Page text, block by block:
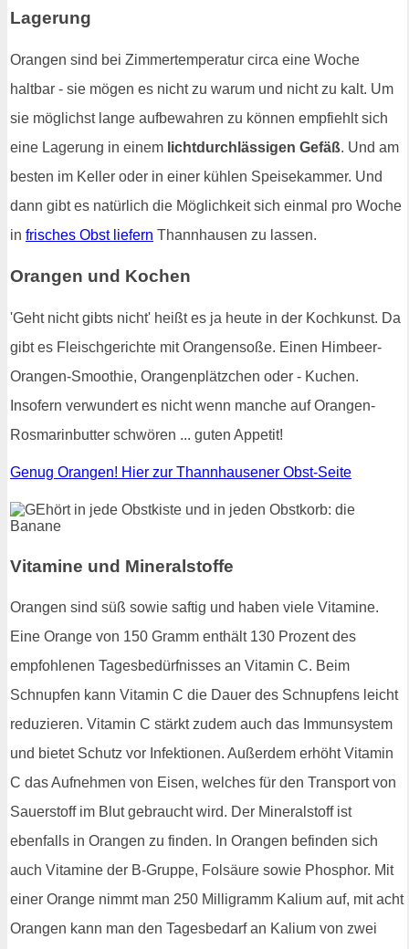
Lagerung
Orangen sind bei Zimmertemperatur circa eine Woche
haltbar - sie mögen es nicht zu warum und nicht zu kalt. Um
sie möglichst lange aufbewahren zu können empfiehlt sich
eine Lagerung in einem lichtdurchlässigen Gefäß. Und am
besten im Keller oder in einer kühlen Speisekammer. Und
dann gibt es natürlich die Möglichkeit sich einmal pro Woche
in frisches Obst liefern Thannhausen zu lassen.
Orangen und Kochen
'Geht nicht gibts nicht' heißt es ja heute in der Kochkunst. Da
gibt es Fleischgerichte mit Orangensoße. Einen Himbeer-
Orangen-Smoothie, Orangenplätzchen oder - Kuchen.
Insofern verwundert es nicht wenn manche auf Orangen-
Rosmarinbutter schwören ... guten Appetit!
Genug Orangen! Hier zur Thannhausener Obst-Seite
Vitamine und Mineralstoffe
Orangen sind süß sowie saftig und haben viele Vitamine.
Eine Orange von 150 Gramm enthält 130 Prozent des
empfohlenen Tagesbedürfnisses an Vitamin C. Beim
Schnupfen kann Vitamin C die Dauer des Schnupfens leicht
reduzieren. Vitamin C stärkt zudem auch das Immunsystem
und bietet Schutz vor Infektionen. Außerdem erhöht Vitamin
C das Aufnehmen von Eisen, welches für den Transport von
Sauerstoff im Blut gebraucht wird. Der Mineralstoff ist
ebenfalls in Orangen zu finden. In Orangen befinden sich
auch Vitamine der B-Gruppe, Folsäure sowie Phosphor. Mit
einer Orange nimmt man 250 Milligramm Kalium auf, mit acht
Orangen kann man den Tagesbedarf an Kalium von zwei